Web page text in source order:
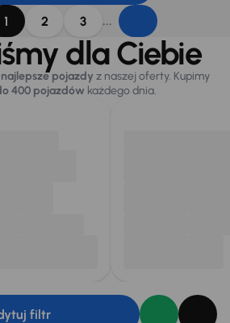
1 2 3 ...
dla Ciebie
najlepsze pojazdy z naszej oferty. Kupimy
400 pojazdówkażdego dnia.
filtr